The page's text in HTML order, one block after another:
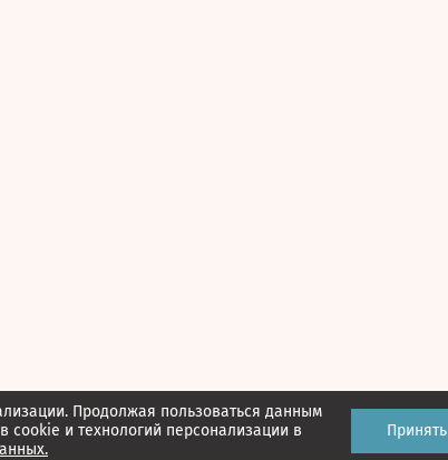
Продолжая пользоваться данным
cookie и технологий персонализации в
Принять